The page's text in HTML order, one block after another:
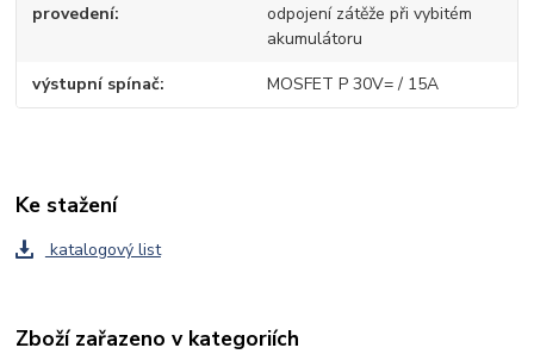
provedení
odpojení zátěže při vybitém
akumulátoru
výstupní spínač MOSFET P 30V= / 15A
Ke stažení
katalogový list
Zboží zařazeno v kategoriích